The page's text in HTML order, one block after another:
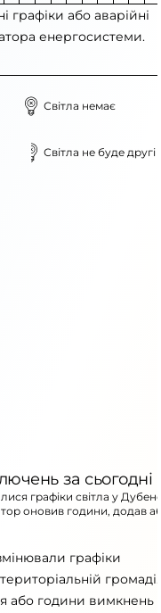
графіки або аварійні
енергосистеми.
Світла немає
Світла не буде другі
за сьогодні
графіки світла у
оновив години, додав
графіки
громаді.
або години вимкнень